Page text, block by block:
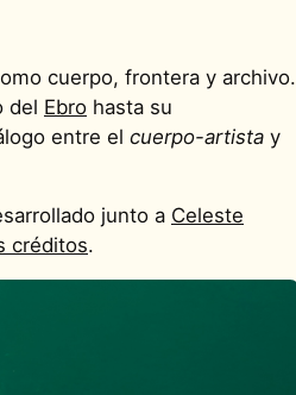
cuerpo, frontera y archivo.
del Ebro hasta su
entre el cuerpo-artista y
junto a Celeste
créditos.